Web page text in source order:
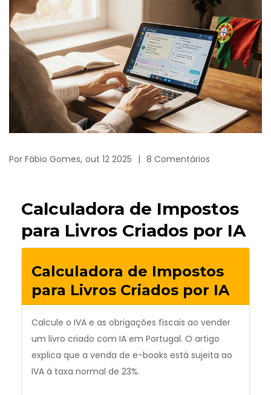
Por Fábio Gomes, out 12 2025 8 Comentários
Calculadora de Impostos
para Livros Criados por IA
Calculadora de Impostos
para Livros Criados por IA
Calcule o IVA e as obrigações fiscais ao vender
um livro criado com IA em Portugal. O artigo
explica que a venda de e-books está sujeita ao
IVA à taxa normal de 23%.